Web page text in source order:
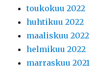
toukokuu 2022
huhtikuu 2022
maaliskuu 2022
helmikuu 2022
marraskuu 2021